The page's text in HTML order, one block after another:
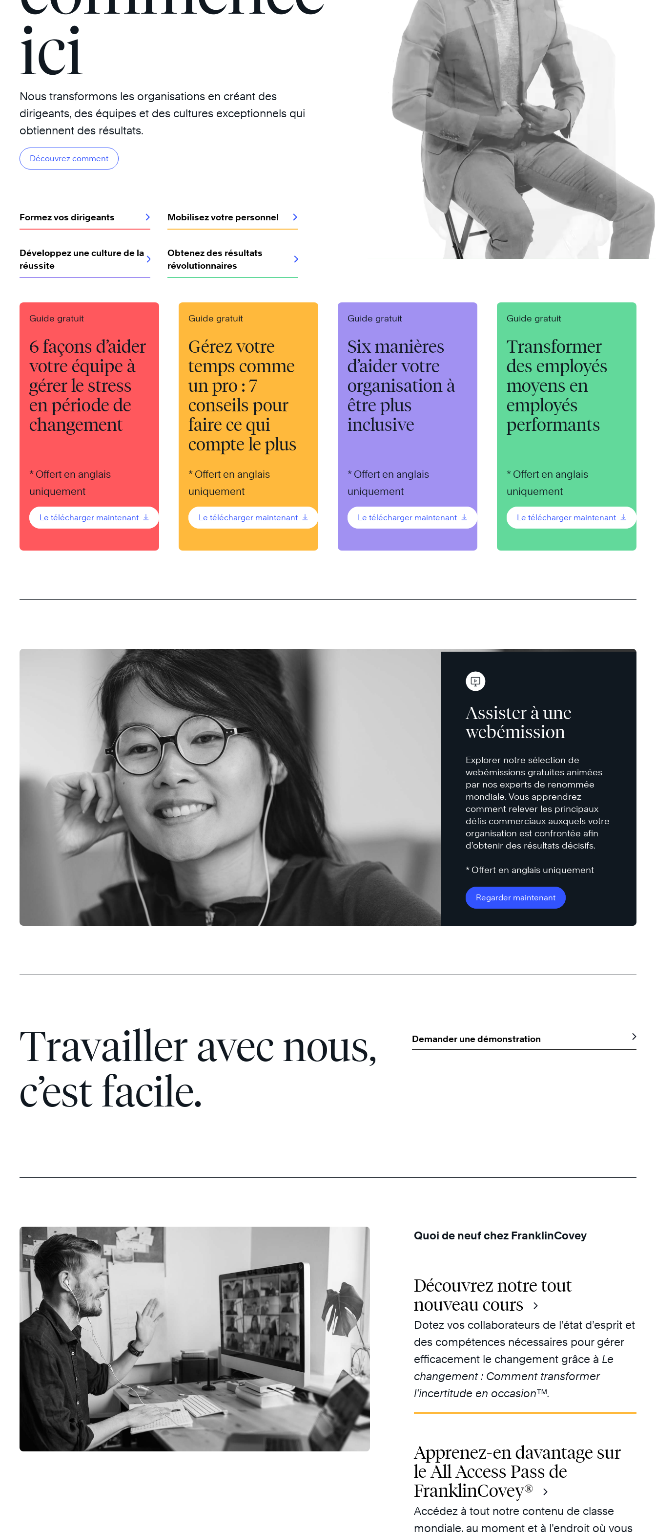
ici
Nous transformons les organisations en créant des
dirigeants, des équipes et des cultures exceptionnels qui
obtiennent des résultats.
Découvrez comment
Formez vos dirigeants Mobilisez votre personnel
Développez une culture de la
réussite
Obtenez des résultats
révolutionnaires
Guide gratuit
6 façons d’aider
votre équipe à
gérer le stress
en période de
changement
* Offert en anglais
uniquement
Le télécharger maintenant
Guide gratuit
Gérez votre
temps comme
un pro : 7
conseils pour
faire ce qui
compte le plus
* Offert en anglais
uniquement
Le télécharger maintenant
Guide gratuit
Six manières
d’aider votre
organisation à
être plus
inclusive
* Offert en anglais
uniquement
Le télécharger maintenant
Guide gratuit
Transformer
des employés
moyens en
employés
performants
* Offert en anglais
uniquement
Le télécharger maintenant
Assister à une
webémission
Explorer notre sélection de
webémissions gratuites animées
par nos experts de renommée
mondiale. Vous apprendrez
comment relever les principaux
défis commerciaux auxquels votre
organisation est confrontée afin
d’obtenir des résultats décisifs.
* Offert en anglais uniquement
Regarder maintenant
Travailler avec nous,
c’est facile.
Demander une démonstration
Quoi de neuf chez FranklinCovey
Découvrez notre tout
nouveau cours
Dotez vos collaborateurs de l’état d’esprit et
des compétences nécessaires pour gérer
efficacement le changement grâce à Le
changement : Comment transformer
l’incertitude en occasion™.
Apprenez-en davantage sur
le All Access Pass de
FranklinCovey®
Accédez à tout notre contenu de classe
mondiale, au moment et à l’endroit où vous